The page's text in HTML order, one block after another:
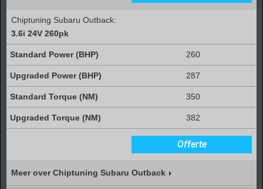
Chiptuning Subaru Outback:
3.6i 24V 260pk
260
287
350
382
Offerte
Meer over Chiptuning Subaru Outback